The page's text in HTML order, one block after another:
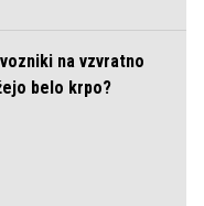
na vzvratno
belo krpo?